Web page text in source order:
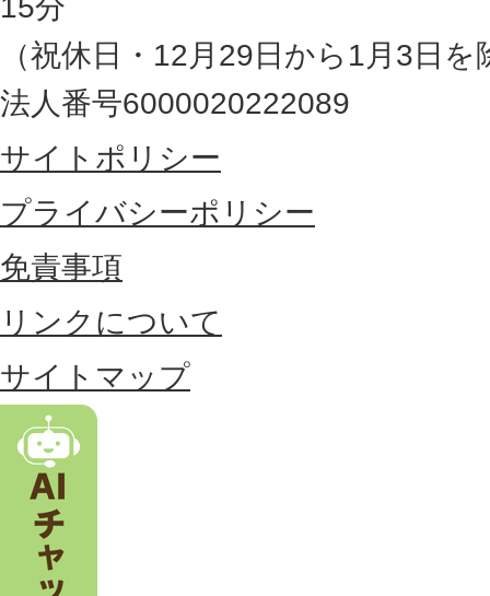
の
最
東
部
に
位
置
す
る
市
。
15分
（祝休日・12月29日から1月3日を
法人番号6000020222089
サイトポリシー
プライバシーポリシー
免責事項
リンクについて
サイトマップ